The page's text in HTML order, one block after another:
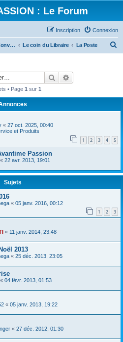
: Le Forum
Connexion
Inscription
AVANTIME : Convivialité et Partage Le coin du Libraire La Poste
Rechercher
• Page 1 sur 1
« 27 oct. 2025, 00:40
et Produits
1 2 3 4 5
Passion
« 22 avr. 2013, 19:01
Sujets
« 05 janv. 2016, 00:12
1 2 3
« 11 janv. 2014, 23:48
2013
« 25 déc. 2013, 23:05
« 04 févr. 2013, 01:53
« 05 janv. 2013, 19:22
« 27 déc. 2012, 01:30